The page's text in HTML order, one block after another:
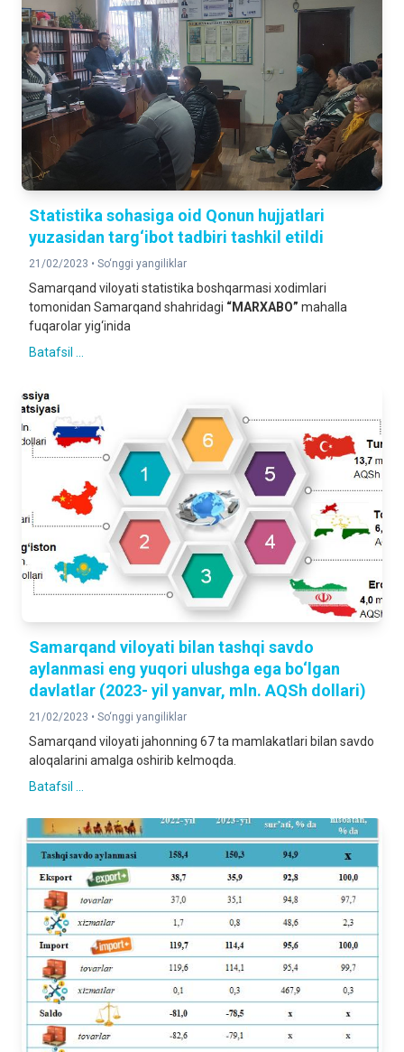
Statistika sohasiga oid Qonun hujjatlari
yuzasidan targ‘ibot tadbiri tashkil etildi
21/02/2023 • So‘nggi yangiliklar
Samarqand viloyati statistika boshqarmasi xodimlari
tomonidan Samarqand shahridagi “MARXABO” mahalla
fuqarolar yig‘inida
Batafsil ...
Samarqand viloyati bilan tashqi savdo
aylanmasi eng yuqori ulushga ega bo‘lgan
davlatlar (2023- yil yanvar, mln. AQSh dollari)
21/02/2023 • So‘nggi yangiliklar
Samarqand viloyati jahonning 67 ta mamlakatlari bilan savdo
aloqalarini amalga oshirib kelmoqda.
Batafsil ...